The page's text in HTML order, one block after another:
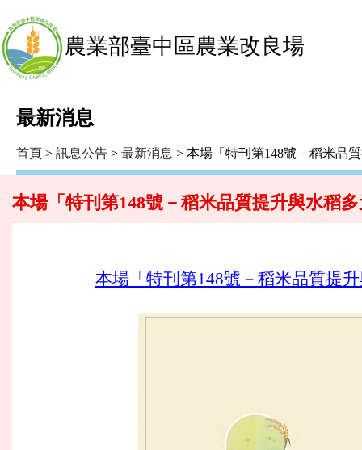
農業部臺中區農業改良場
最新消息
首頁 > 訊息公告 > 最新消息 > 本場「特刊第148號－稻米品
本場「特刊第148號－稻米品質提升與水稻
本場「特刊第148號－稻米品質提